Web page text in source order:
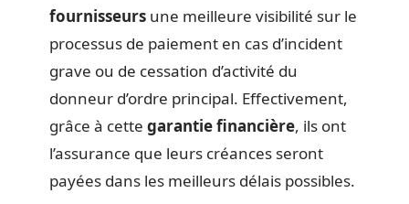
fournisseurs une meilleure visibilité sur le
processus de paiement en cas d’incident
grave ou de cessation d’activité du
donneur d’ordre principal. Effectivement,
grâce à cette garantie financière, ils ont
l’assurance que leurs créances seront
payées dans les meilleurs délais possibles.